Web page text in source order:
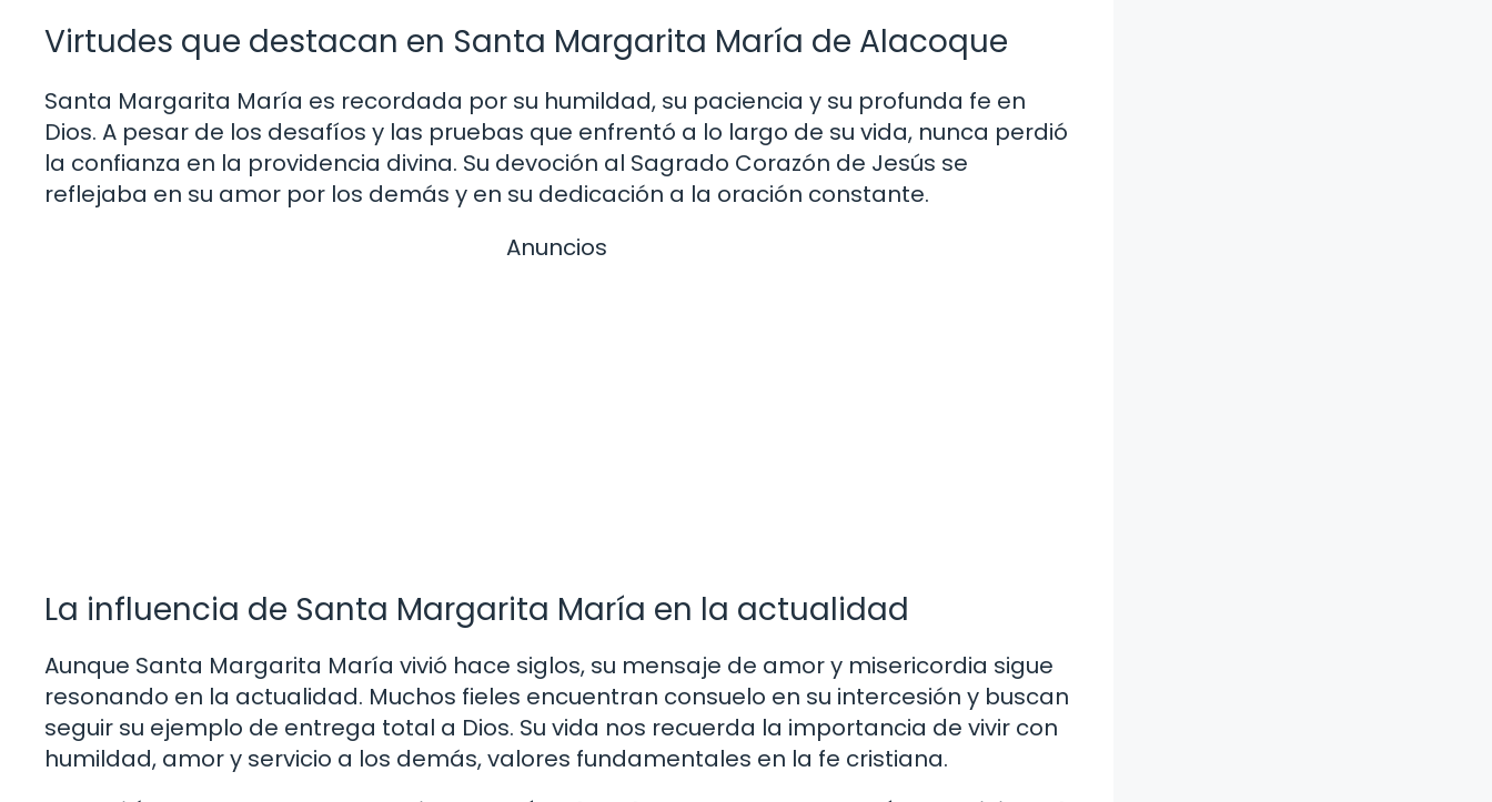
Virtudes que destacan en Santa Margarita María de Alacoque
Santa Margarita María es recordada por su humildad, su paciencia y su profunda fe en
Dios. A pesar de los desafíos y las pruebas que enfrentó a lo largo de su vida, nunca perdió
la confianza en la providencia divina. Su devoción al Sagrado Corazón de Jesús se
reflejaba en su amor por los demás y en su dedicación a la oración constante.
Anuncios
La influencia de Santa Margarita María en la actualidad
Aunque Santa Margarita María vivió hace siglos, su mensaje de amor y misericordia sigue
resonando en la actualidad. Muchos fieles encuentran consuelo en su intercesión y buscan
seguir su ejemplo de entrega total a Dios. Su vida nos recuerda la importancia de vivir con
humildad, amor y servicio a los demás, valores fundamentales en la fe cristiana.